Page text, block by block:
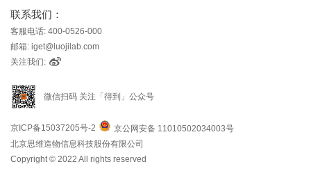
联系我们：
客服电话: 400-0526-000
邮箱: iget@luojilab.com
关注我们:
微信扫码 关注「得到」公众号
京ICP备15037205号-2
京公网安备 11010502034003号
北京思维造物信息科技股份有限公司
Copyright © 2022 All rights reserved